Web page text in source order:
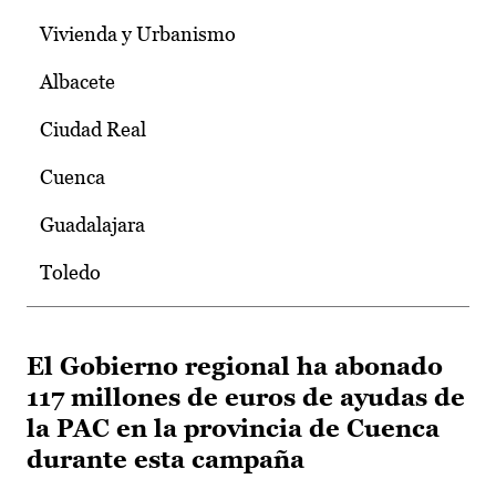
Vivienda y Urbanismo
Albacete
Ciudad Real
Cuenca
Guadalajara
Toledo
El Gobierno regional ha abonado
117 millones de euros de ayudas de
la PAC en la provincia de Cuenca
durante esta campaña